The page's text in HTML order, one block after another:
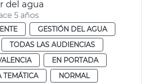
del agua
5 años
GESTIÓN DEL AGUA
TODAS LAS AUDIENCIAS
EN PORTADA
TEMÁTICA
NORMAL